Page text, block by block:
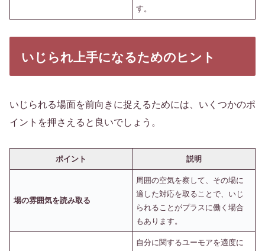
す。
いじられ上手になるためのヒント
いじられる場面を前向きに捉えるためには、いくつかのポ
イントを押さえると良いでしょう。
ポイント 説明
場の雰囲気を読み取る
周囲の空気を察して、その場に
適した対応を取ることで、いじ
られることがプラスに働く場合
もあります。
自分に関するユーモアを適度に